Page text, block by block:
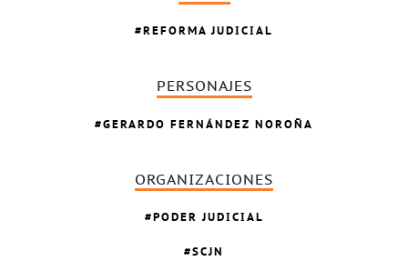
REFORMA JUDICIAL
PERSONAJES
GERARDO FERNÁNDEZ NOROÑA
ORGANIZACIONES
PODER JUDICIAL
SCJN